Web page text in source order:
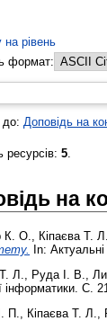
на рівень
формат:
до: Доповідь на
ресурсів: 5.
на
К. О., Кіпаєва Т. Л.
In:
Л., Руда І. В.,
інформатики. С.
П.
Кіпаєва Т. Л.